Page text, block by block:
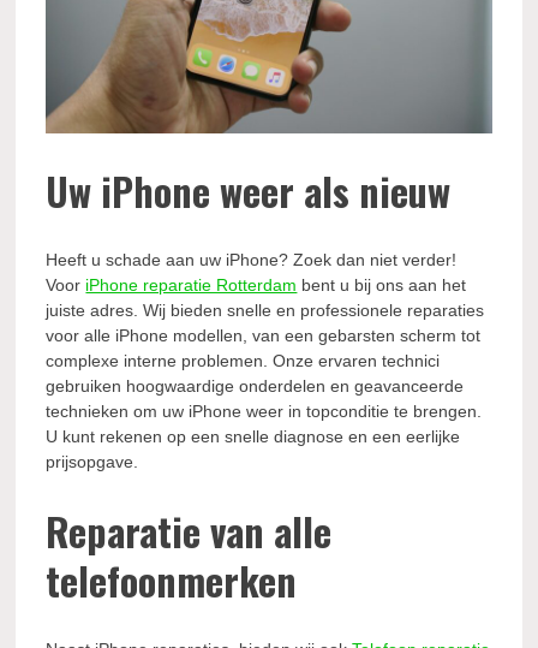
Uw iPhone weer als nieuw
Heeft u schade aan uw iPhone? Zoek dan niet verder!
Voor iPhone reparatie Rotterdam bent u bij ons aan het
juiste adres. Wij bieden snelle en professionele reparaties
voor alle iPhone modellen, van een gebarsten scherm tot
complexe interne problemen. Onze ervaren technici
gebruiken hoogwaardige onderdelen en geavanceerde
technieken om uw iPhone weer in topconditie te brengen.
U kunt rekenen op een snelle diagnose en een eerlijke
prijsopgave.
Reparatie van alle
telefoonmerken